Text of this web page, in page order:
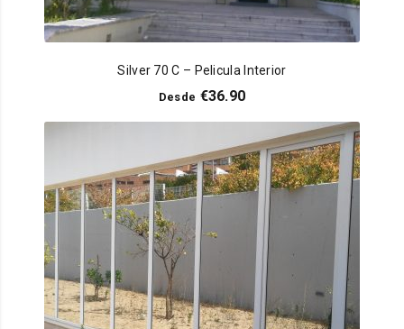
Silver 70 C – Pelicula Interior
Desde €36.90